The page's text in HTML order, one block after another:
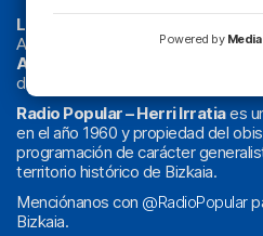
La radio sin cadenas
Actualidad y
podcastdeBilbaoy
Athletic
deportes, sociedad, cultura,
Radio Popular – Herri Irratiaes
en el año 1960 y propiedad del
programación de carácter
territorio histórico de Bizkaia.
Menciónanos con @RadioPopular
Bizkaia.
Powered by